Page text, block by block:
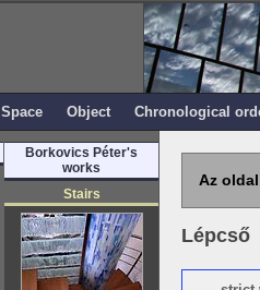
Space Object Chronological
Borkovics Péter's
works
Stairs
Az
Lépcső